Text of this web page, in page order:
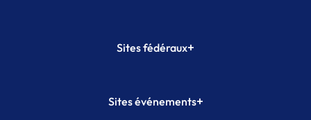
Sites fédéraux+
Plateforme Formation
Sites événements+